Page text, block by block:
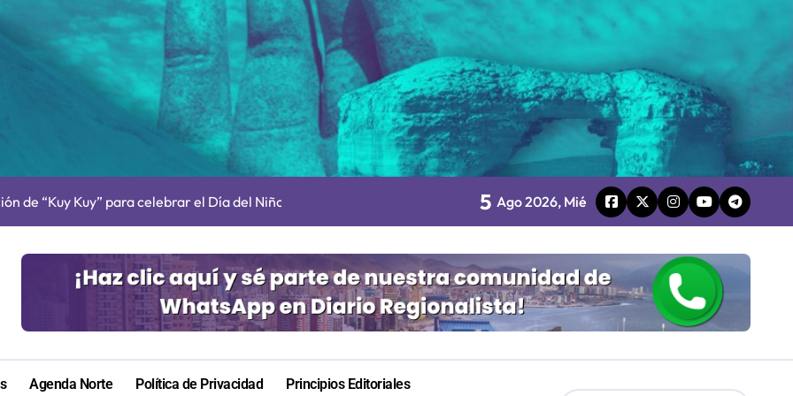
ruta eléctrica de carga de casi 500 kilómetros
información”: Colegio de Periodistas cuestiona la “Ley Mordaza 2.0”
de “Kuy Kuy” para celebrar el Día del Niño
de 75 años gracias a la reforma aprobada el 2025
entrenamiento para enfrentar emergencias complejas
7.310 accidentes laborales y de trayecto durante 2025
que apuesta por la música queer y la representación sáfica
Premios Regionales “Linterna de Papel” 2026
5 Ago 2026, Mié
Agenda Norte Política de Privacidad Principios Editoriales